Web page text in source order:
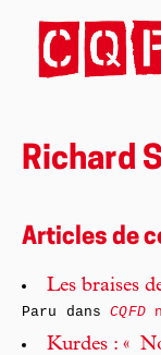
Richard
Articles de
Les braises
Paru dansCQFD
Kurdes : «